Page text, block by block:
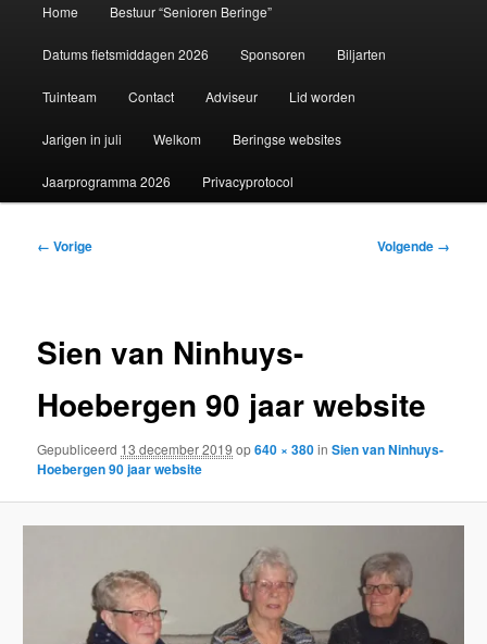
Home Bestuur “Senioren Beringe”
Datums fietsmiddagen 2026 Sponsoren Biljarten
Tuinteam Contact Adviseur Lid worden
Jarigen in juli Welkom Beringse websites
Jaarprogramma 2026 Privacyprotocol
Afbeeldingsnavigatie
← Vorige Volgende →
Sien van Ninhuys-
Hoebergen 90 jaar website
Gepubliceerd 13 december 2019 op640 × 380inSien van Ninhuys-
Hoebergen 90 jaar website